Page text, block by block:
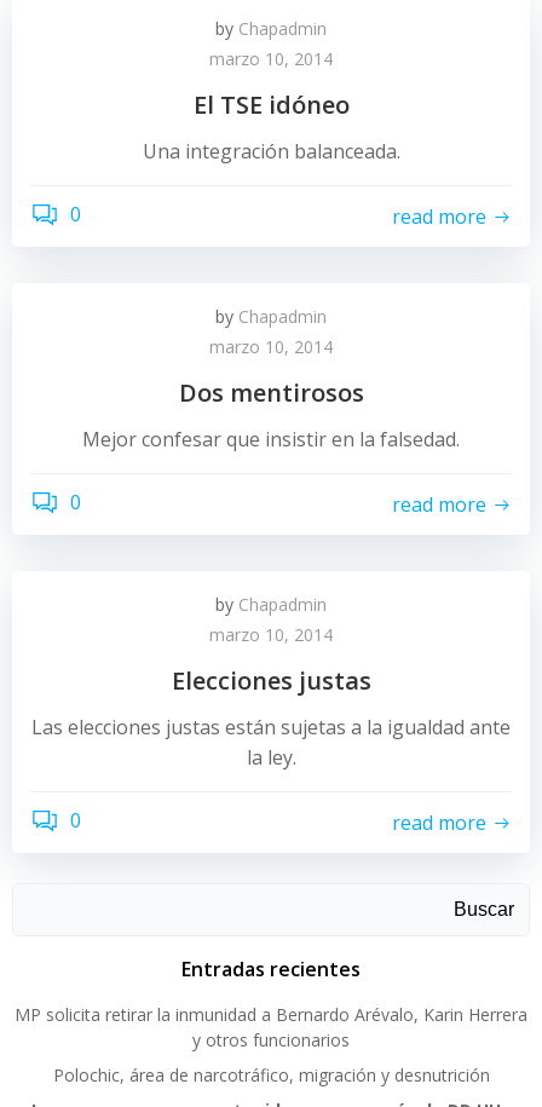
by Chapadmin
marzo 10, 2014
El TSE idóneo
Una integración balanceada.
0 read more
by Chapadmin
marzo 10, 2014
Dos mentirosos
Mejor confesar que insistir en la falsedad.
0 read more
by Chapadmin
marzo 10, 2014
Elecciones justas
Las elecciones justas están sujetas a la igualdad ante
la ley.
0 read more
Buscar
Entradas recientes
MP solicita retirar la inmunidad a Bernardo Arévalo, Karin Herrera
y otros funcionarios
Polochic, área de narcotráfico, migración y desnutrición